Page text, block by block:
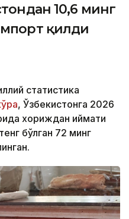
10,6 минг
қилди
статистика
, Ўзбекистонга 2026
хориждан қиймати
бўлган 72 минг